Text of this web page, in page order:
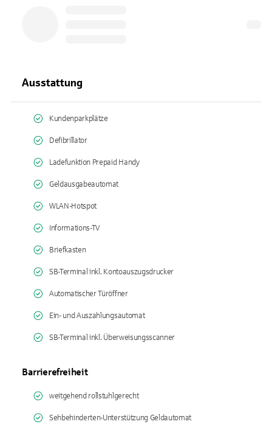
Ausstattung
Kundenparkplätze
Defibrillator
Ladefunktion Prepaid Handy
Geldausgabeautomat
WLAN-Hotspot
Informations-TV
Briefkasten
SB-Terminal inkl. Kontoauszugsdrucker
Automatischer Türöffner
Ein- und Auszahlungsautomat
SB-Terminal inkl. Überweisungsscanner
Barrierefreiheit
weitgehend rollstuhlgerecht
Sehbehinderten-Unterstützung Geldautomat